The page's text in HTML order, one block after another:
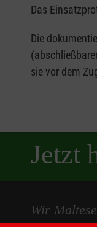
Das
Die
sie vor dem
Jetzt
Wir